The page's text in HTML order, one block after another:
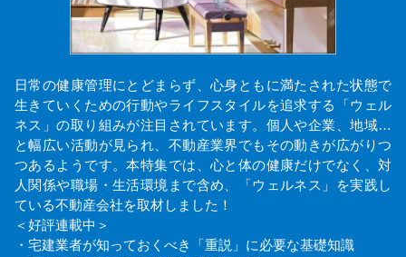
日常の健康管理にとどまらず、心身ともに満たされた状態で
生きていくための行動やライフスタイルを追求する「ウェル
ネス」の取り組みが注目されています。個人や企業、地域…
と幅広い活動が見られ、不動産業界でもその動きが広がりつ
つあるようです。本特集では、心と体の健康だけでなく、対
人関係や職場・生活環境まで含め、「ウェルネス」を実践し
ている不動産会社を取材しました！
＜好評連載中＞
・宅建業者が知っておくべき「重説」に必要な基礎知識